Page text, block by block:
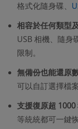
格式化隨身碟、
相容於任何類型
USB 相機、隨身
限制。
無備份也能還原
可以自訂選擇檔
支援復原超
等統統都可一鍵恢